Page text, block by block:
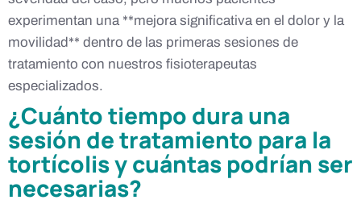
experimentan una **mejora significativa en el dolor y la
movilidad** dentro de las primeras sesiones de
tratamiento con nuestros fisioterapeutas
especializados.
¿Cuánto tiempo dura una
sesión de tratamiento para la
tortícolis y cuántas podrían ser
necesarias?